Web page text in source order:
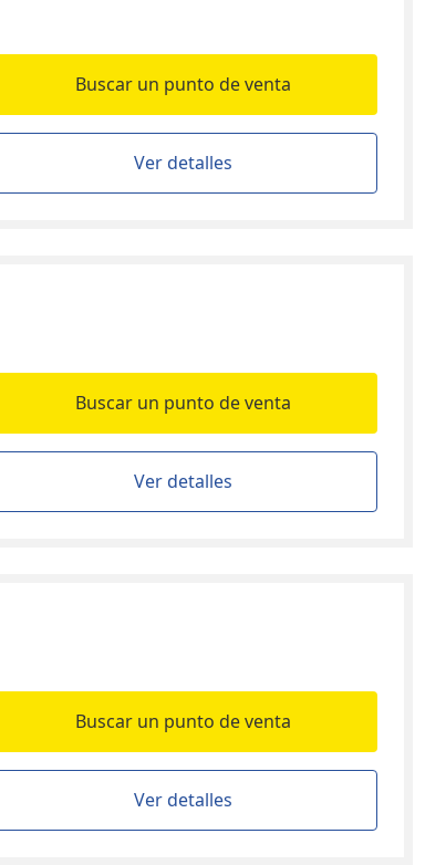
Buscar un punto de venta
Ver detalles
Buscar un punto de venta
Ver detalles
Buscar un punto de venta
Ver detalles